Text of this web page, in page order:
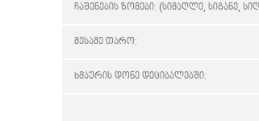
ჩაშენების ზომები: (სიმაღლე, სიგანე,
მესამე თარო:
ხმაურის დონე დეციბალებში: